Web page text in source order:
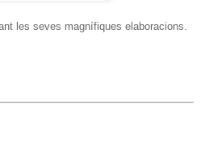
les seves magnífiques elaboracions.